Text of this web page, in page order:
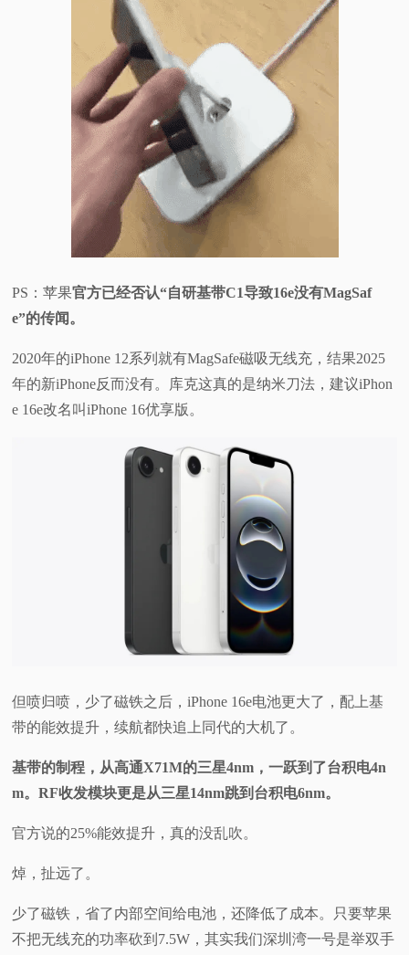
PS：苹果官方已经否认“自研基带C1导致16e没有MagSaf
e”的传闻。
2020年的iPhone 12系列就有MagSafe磁吸无线充，结果2025
年的新iPhone反而没有。库克这真的是纳米刀法，建议iPhon
e 16e改名叫iPhone 16优享版。
但喷归喷，少了磁铁之后，iPhone 16e电池更大了，配上基
带的能效提升，续航都快追上同代的大机了。
基带的制程，从高通X71M的三星4nm，一跃到了台积电4n
m。RF收发模块更是从三星14nm跳到台积电6nm。
官方说的25%能效提升，真的没乱吹。
焯，扯远了。
少了磁铁，省了内部空间给电池，还降低了成本。只要苹果
不把无线充的功率砍到7.5W，其实我们深圳湾一号是举双手